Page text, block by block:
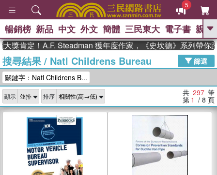
5
GO
熱搜： 東野圭吾 、 The Odyssey 、
父親節 、 如果歷史是一群喵 、 暑期
念華 、 台灣的李登輝時代 、 數學女
孩：黎曼猜想
偉大的迷走神經
暢銷榜 新品 中文 外文 簡體 三民東大 電子書 親子
！A.F. Steadman 獲年度作家，《史坎德》系列帶你踏上熱
搜尋結果/ Natl Childrens Bureau
篩選
關鍵字：Natl Childrens B...
顯示 排序 共 297 筆
第 1 / 8 頁